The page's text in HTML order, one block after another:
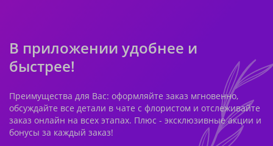
В приложении удобнее и
быстрее!
Преимущества для Вас: оформляйте заказ мгновенно,
обсуждайте все детали в чате с флористом и отслеживайте
заказ онлайн на всех этапах. Плюс - эксклюзивные акции и
бонусы за каждый заказ!